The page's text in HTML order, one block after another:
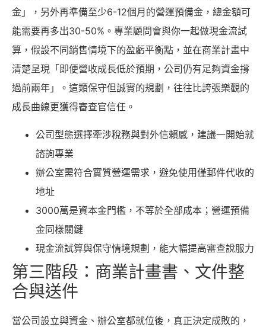
金」，另外再準備至少6-12個月的營運預備金，總金額可
能需要再多出30-50%。專業顧問會與你一起做現金流試
算，假設不同銷售情境下的盈虧平衡點，並在商業計畫中
清楚呈現「即便營收成長低於預期，公司仍有足夠資金撐
過前兩年」。這類保守但誠實的規劃，往往比誇張樂觀的
成長曲線更獲得審查官信任。
公司型態選擇牽涉稅務與對外信賴感，建議一開始就
諮詢專業
辦公室需符合實質營運需求，避免使用僅郵件代收的
地址
3000萬是資本金門檻，不等於全部成本；營運預備
金同樣關鍵
現金流試算與保守情境規劃，能大幅提高審查說服力
第三階段：商業計畫書、文件整
合與送件
當公司設立與資金、辦公室都就位後，真正決定成敗的，